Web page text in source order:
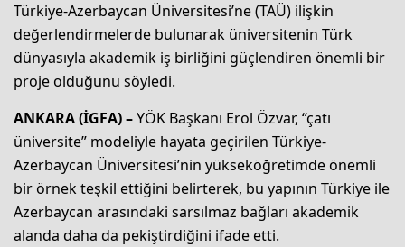
Türkiye-Azerbaycan Üniversitesi’ne (TAÜ) ilişkin
değerlendirmelerde bulunarak üniversitenin Türk
dünyasıyla akademik iş birliğini güçlendiren önemli bir
proje olduğunu söyledi.
ANKARA (İGFA) –YÖK Başkanı Erol Özvar, “çatı
üniversite” modeliyle hayata geçirilen Türkiye-
Azerbaycan Üniversitesi’nin yükseköğretimde önemli
bir örnek teşkil ettiğini belirterek, bu yapının Türkiye ile
Azerbaycan arasındaki sarsılmaz bağları akademik
alanda daha da pekiştirdiğini ifade etti.